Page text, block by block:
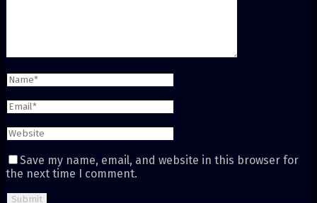
Save my name, email, and website in this browser for
the next time I comment.